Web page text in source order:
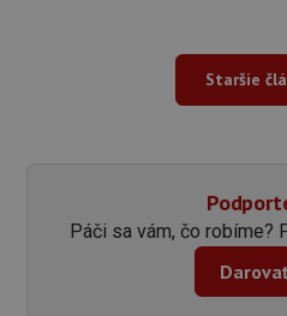
Staršie
Páči sa vám, čo robíme?